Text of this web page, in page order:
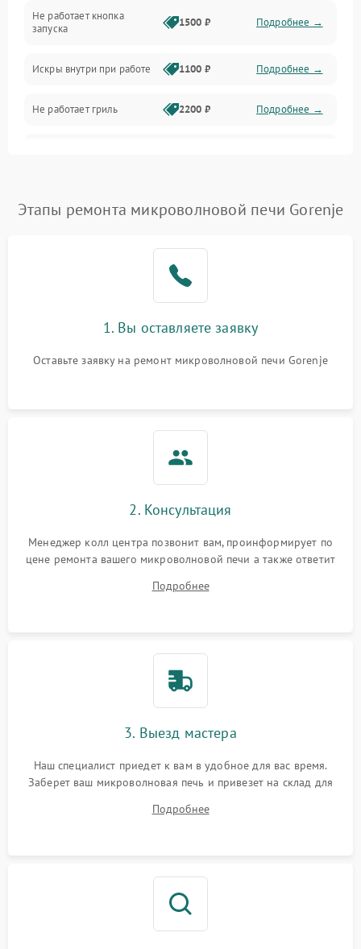
Нагрев и приготовление
Программное обеспечение
Не работает кнопка
запуска
1500 ₽ Подробнее →
Искры внутри при работе 1100 ₽ Подробнее →
Не работает гриль 2200 ₽ Подробнее →
Подробнее →
2200 ₽
Не работают сенсорные
1000 ₽
Этапы ремонта микроволновой печи Gorenje
1. Вы оставляете заявку
Оставьте заявку на ремонт микроволновой печи Gorenje
2. Консультация
Менеджер колл центра позвонит вам, проинформирует по
цене ремонта вашего микроволновой печи а также ответит
Подробнее
3. Выезд мастера
Наш специалист приедет к вам в удобное для вас время.
Заберет ваш микроволновая печь и привезет на склад для
Подробнее